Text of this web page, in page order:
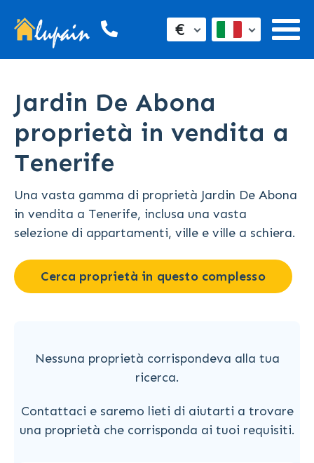
€
Jardin De Abona
proprietà in vendita a
Tenerife
Una vasta gamma di proprietà Jardin De Abona
in vendita a Tenerife, inclusa una vasta
selezione di appartamenti, ville e ville a schiera.
Cerca proprietà in questo complesso
Nessuna proprietà corrispondeva alla tua
ricerca.
Contattaci e saremo lieti di aiutarti a trovare
una proprietà che corrisponda ai tuoi requisiti.